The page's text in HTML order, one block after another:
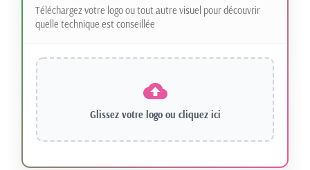
Téléchargez votre logo ou tout autre visuel pour découvrir
quelle technique est conseillée
Glissez votre logo ou cliquez ici